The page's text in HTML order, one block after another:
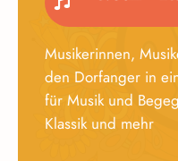
Musikerinnen,
den Dorfanger in
für Musik und
Klassik und mehr